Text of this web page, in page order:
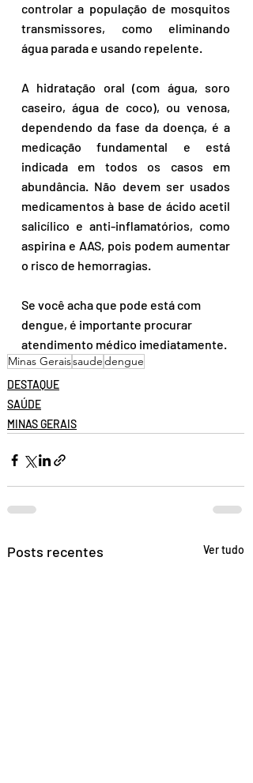
controlar a população de mosquitos
transmissores, como eliminando
água parada e usando repelente.
A hidratação oral (com água, soro
caseiro, água de coco), ou venosa,
dependendo da fase da doença, é a
medicação fundamental e está
indicada em todos os casos em
abundância. Não devem ser usados
medicamentos à base de ácido acetil
salicílico e anti-inflamatórios, como
aspirina e AAS, pois podem aumentar
o risco de hemorragias.
Se você acha que pode está com
dengue, é importante procurar
atendimento médico imediatamente.
Minas Geraissaudedengue
DESTAQUE
SAÚDE
MINAS GERAIS
Posts recentes Ver tudo